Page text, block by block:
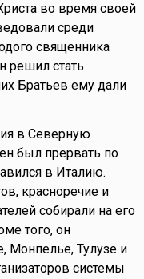
во время своей
среди
священника
решил стать
Братьев ему дали
в Северную
был прервать по
в Италию.
красноречие и
собирали на его
того, он
Монпелье, Тулузе и
системы